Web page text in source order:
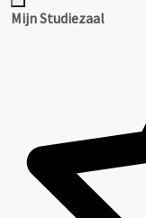
Mijn Studiezaal